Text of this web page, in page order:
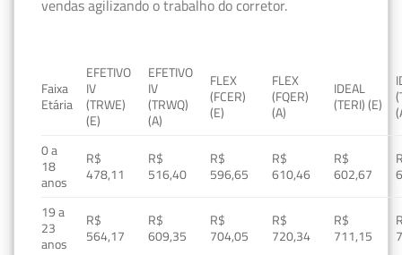
vendas agilizando o trabalho do corretor.
Faixa
Etária
EFETIVO
IV
(TRWE)
(E)
EFETIVO
IV
(TRWQ)
(A)
FLEX
(FCER)
(E)
FLEX
(FQER)
(A)
IDEAL
(TERI) (E)
0 a
18
anos
R$
478,11
R$
516,40
R$
596,65
R$
610,46
R$
602,67
19 a
23
anos
R$
564,17
R$
609,35
R$
704,05
R$
720,34
R$
711,15